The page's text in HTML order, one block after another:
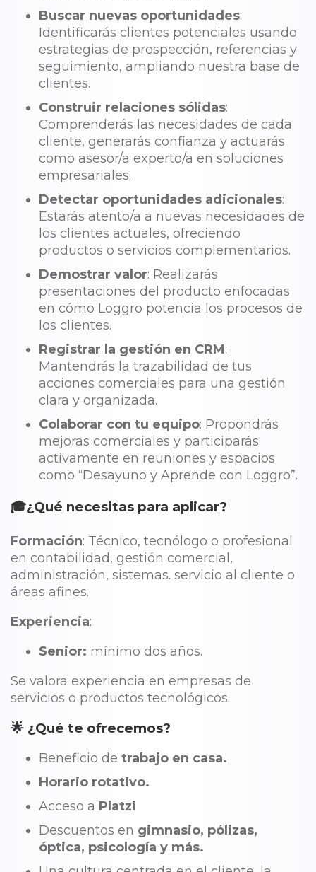
Buscar nuevas oportunidades:
Identificarás clientes potenciales usando
estrategias de prospección, referencias y
seguimiento, ampliando nuestra base de
clientes.
Construir relaciones sólidas:
Comprenderás las necesidades de cada
cliente, generarás confianza y actuarás
como asesor/a experto/a en soluciones
empresariales.
Detectar oportunidades adicionales:
Estarás atento/a a nuevas necesidades de
los clientes actuales, ofreciendo
productos o servicios complementarios.
Demostrar valor: Realizarás
presentaciones del producto enfocadas
en cómo Loggro potencia los procesos de
los clientes.
Registrar la gestión en CRM:
Mantendrás la trazabilidad de tus
acciones comerciales para una gestión
clara y organizada.
Colaborar con tu equipo: Propondrás
mejoras comerciales y participarás
activamente en reuniones y espacios
como “Desayuno y Aprende con Loggro”.
🎓¿Qué necesitas para aplicar?
Formación: Técnico, tecnólogo o profesional
en contabilidad, gestión comercial,
administración, sistemas. servicio al cliente o
áreas afines.
Experiencia:
Senior: mínimo dos años.
Se valora experiencia en empresas de
servicios o productos tecnológicos.
🌟 ¿Qué te ofrecemos?
Beneficio de trabajo en casa.
Horario rotativo.
Acceso a Platzi
Descuentos en gimnasio, pólizas,
óptica, psicología y más.